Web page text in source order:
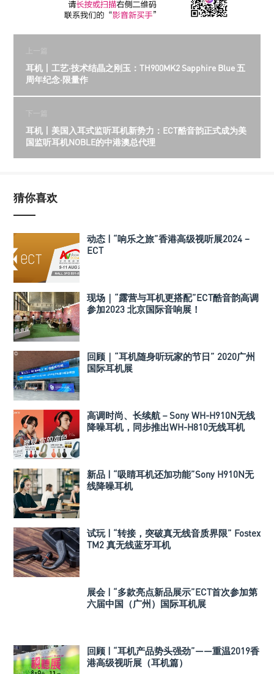
上一篇
耳机丨工艺·技术结晶之刚玉：TH900MK2 Sapphire Blue 五
周年纪念·限量作
下一篇
耳机丨美国入耳式监听耳机新势力：ECT酷音韵正式成为美
国监听耳机NOBLE的中港澳总代理
猜你喜欢
动态 | “响乐之旅”香港高级视听展2024 –
ECT
现场｜“露营与耳机更搭配”ECT酷音韵高调
参加2023 北京国际音响展！
回顾｜“耳机随身听玩家的节日” 2020广州
国际耳机展
高调时尚、长续航－Sony WH-H910N无线
降噪耳机，同步推出WH-H810无线耳机
新品 | “吸睛耳机还加功能”Sony H910N无
线降噪耳机
试玩 | “转接，突破真无线音质界限” Fostex
TM2 真无线蓝牙耳机
展会 | “多款亮点新品展示”ECT首次参加第
六届中国（广州）国际耳机展
回顾 | “耳机产品势头强劲”——重温2019香
港高级视听展（耳机篇）